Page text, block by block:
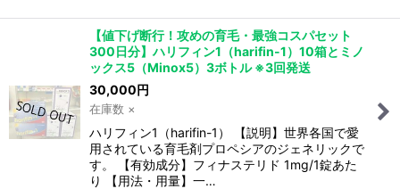
【値下げ断行！攻めの育毛・最強コスパセット
300日分】ハリフィン1（harifin-1）10箱とミノ
ックス5（Minox5）3ボトル ※3回発送
30,000円
在庫数 ×
ハリフィン1（harifin-1） 【説明】世界各国で愛
用されている育毛剤プロペシアのジェネリックで
す。 【有効成分】フィナステリド 1mg/1錠あた
り 【用法・用量】一…